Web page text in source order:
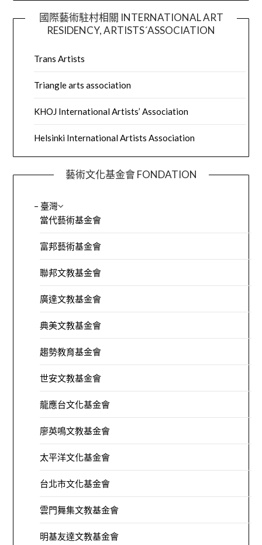
國際藝術駐村相關 INTERNATIONAL ART
RESIDENCY, ARTISTS´ASSOCIATION
Trans Artists
Triangle arts association
KHOJ International Artists’ Association
Helsinki International Artists Association
藝術文化基金會 FONDATION
– 臺灣
當代藝術基金會
富邦藝術基金會
聯邦文教基金會
廣達文教基金會
典美文教基金會
趨勢教育基金會
世安文教基金會
龍應台文化基金會
廖英鳴文教基金會
太平洋文化基金會
台北市文化基金會
雲門舞集文教基金會
明基友達文教基金會